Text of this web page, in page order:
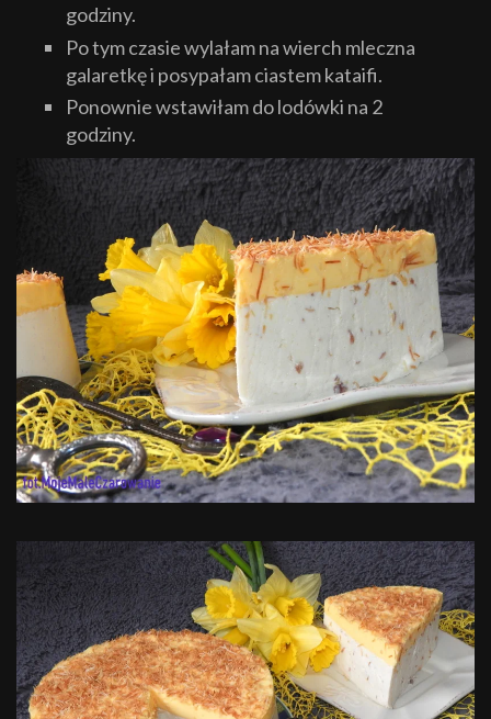
godziny.
Po tym czasie wylałam na wierch mleczna
galaretkę i posypałam ciastem kataifi.
Ponownie wstawiłam do lodówki na 2
godziny.